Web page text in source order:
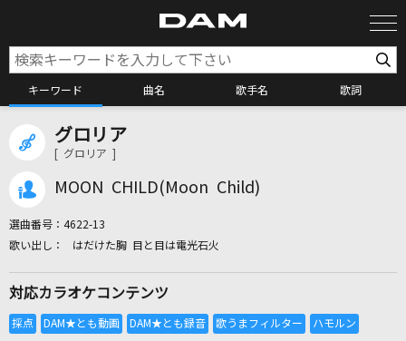
キーワード 曲名 歌手名 歌詞
カラオケ店舗検索
全国りれき
グロリア
[ グロリア ]
MOON CHILD(Moon Child)
選曲番号： 4622-13
はだけた胸 目と目は電光石火
対応カラオケコンテンツ